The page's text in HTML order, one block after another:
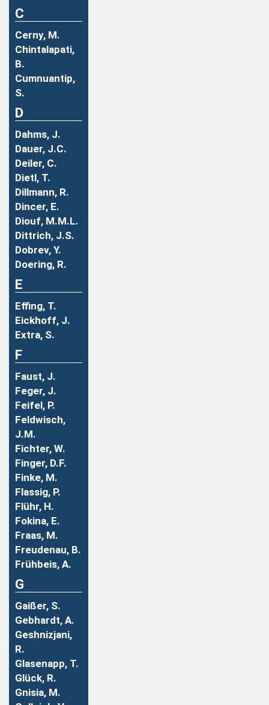
C
Cerny, M.
Chintalapati,
B.
Cumnuantip,
S.
D
Dahms, J.
Dauer, J.C.
Deiler, C.
Dietl, T.
Dillmann, R.
Dincer, E.
Diouf, M.M.L.
Dittrich, J.S.
Dobrev, Y.
Doering, R.
E
Effing, T.
Eickhoff, J.
Extra, S.
F
Faust, J.
Feger, J.
Feifel, P.
Feldwisch,
J.M.
Fichter, W.
Finger, D.F.
Finke, M.
Flassig, P.
Flühr, H.
Fokina, E.
Fraas, M.
Freudenau, B.
Frühbeis, A.
G
Gaißer, S.
Gebhardt, A.
Geshnizjani,
R.
Glasenapp, T.
Glück, R.
Gnisia, M.